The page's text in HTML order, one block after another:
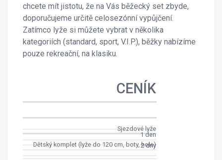
chcete mít jistotu, že na Vás běžecký set zbyde,
doporučujeme určitě celosezónní vypůjčení.
Zatímco lyže si můžete vybrat v několika
kategoriích (standard, sport, V.I.P.), běžky nabízíme
pouze rekreační, na klasiku.
CENÍK
1 den
2 dny
Sjezdové lyže
Dětský komplet (lyže do 120 cm, boty, hole)